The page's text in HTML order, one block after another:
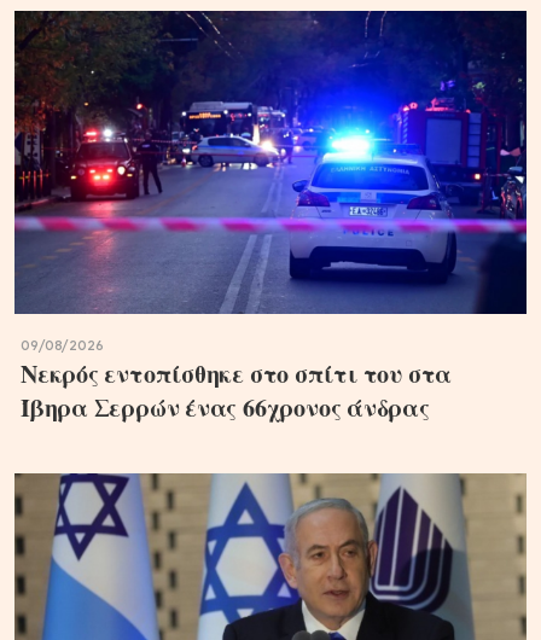
09/08/2026
Νεκρός εντοπίσθηκε στο σπίτι του στα
Ίβηρα Σερρών ένας 66χρονος άνδρας